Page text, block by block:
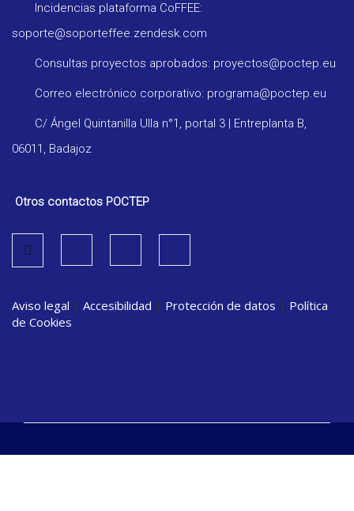
Incidencias plataforma CoFFEE:
soporte@soporteffee.zendesk.com
Consultas proyectos aprobados: proyectos@poctep.eu
Correo electrónico corporativo: programa@poctep.eu
C/ Ángel Quintanilla Ulla n°1, portal 3 | Entreplanta B,
06011, Badajoz
Otros contactos POCTEP
Aviso legal | Accesibilidad | Protección de datos | Política
de Cookies